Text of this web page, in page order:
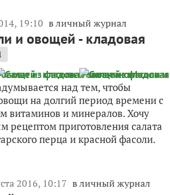
19:10 в личный журнал
и овощей - кладовая
над тем, чтобы
на долгий период времени с
витаминов и минералов. Хочу
рецептом приготовления салата
перца и красной фасоли.
2016, 10:17 в личный журнал